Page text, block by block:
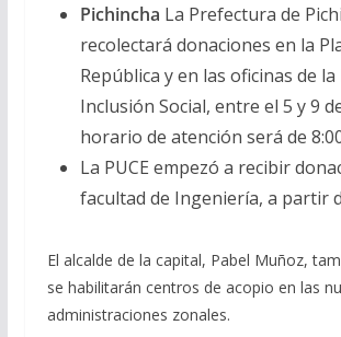
Pichincha La Prefectura de
recolectará donaciones en la
República y en las oficinas de
Inclusión Social, entre el 5 y 9
horario de atención será de
La PUCE empezó a recibir
facultad de Ingeniería, a partir
El alcalde de la capital, Pabel Muñoz,
se habilitarán centros de acopio en las
administraciones zonales.